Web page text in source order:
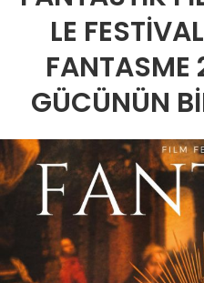
LE
FANTASME
GÜCÜNÜN